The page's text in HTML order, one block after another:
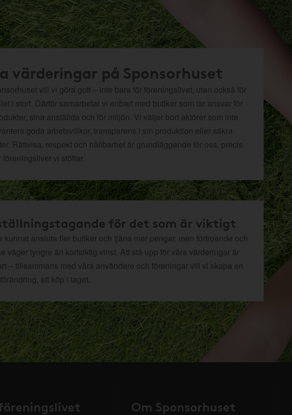
värderingar på Sponsorhuset
vill vi göra gott – inte bara för föreningslivet, utan också för
i stort. Därför samarbetar vi enbart med butiker som tar ansvar för
sina anställda och för miljön. Vi väljer bort aktörer som inte
goda arbetsvillkor, transparens i sin produktion eller säkra
Rättvisa, respekt och hållbarhet är grundläggande för oss, precis
föreningslivet vi stöttar.
för det som är viktigt
kunnat ansluta fler butiker och tjäna mer pengar, men förtroende och
väger tyngre än kortsiktig vinst. Att stå upp för våra värderingar är
– tillsammans med våra användare och föreningar vill vi skapa en
ett köp i taget.
Om Sponsorhuset